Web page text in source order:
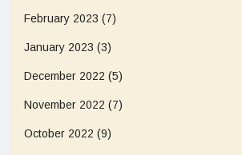
February 2023 (7)
January 2023 (3)
December 2022 (5)
November 2022 (7)
October 2022 (9)